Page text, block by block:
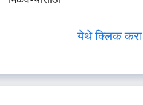
येथे क्लिक करा